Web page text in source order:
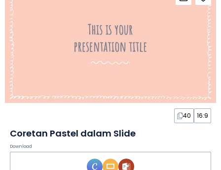
40 16:9
Coretan Pastel dalam Slide
Download